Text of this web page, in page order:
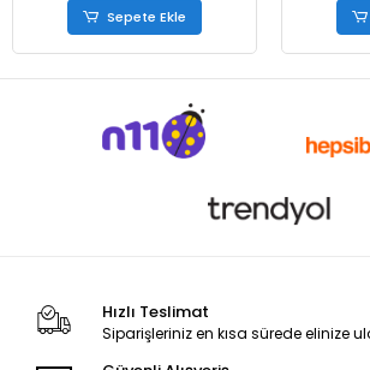
Sepete Ekle
Hızlı Teslimat
Siparişleriniz en kısa sürede elinize